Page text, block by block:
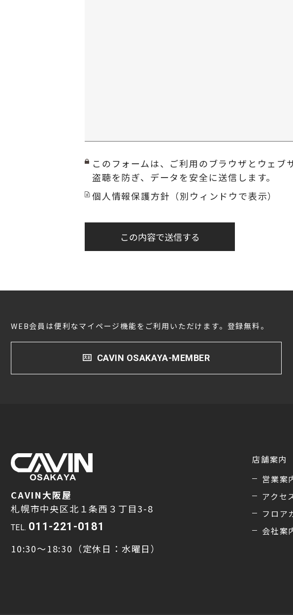
このフォームは、ご利用のブラウザとウェ
盗聴を防ぎ、データを安全に送信します。
個人情報保護方針（別ウィンドウで表示）
この内容で送信する
WEB会員は便利なマイページ機能をご利用いただけます。登録無料。
CAVIN OSAKAYA-MEMBER
CAVIN大阪屋
札幌市中央区北１条西３丁目3-8
TEL. 011-221-0181
10:30～18:30（定休日：水曜日）
店舗案内
営業案
アクセ
フロア
会社案